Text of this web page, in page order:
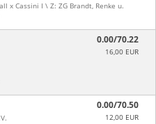
x Cassini I \ Z: ZG Brandt, Renke u.
0.00/70.22
16,00 EUR
0.00/70.50
12,00 EUR